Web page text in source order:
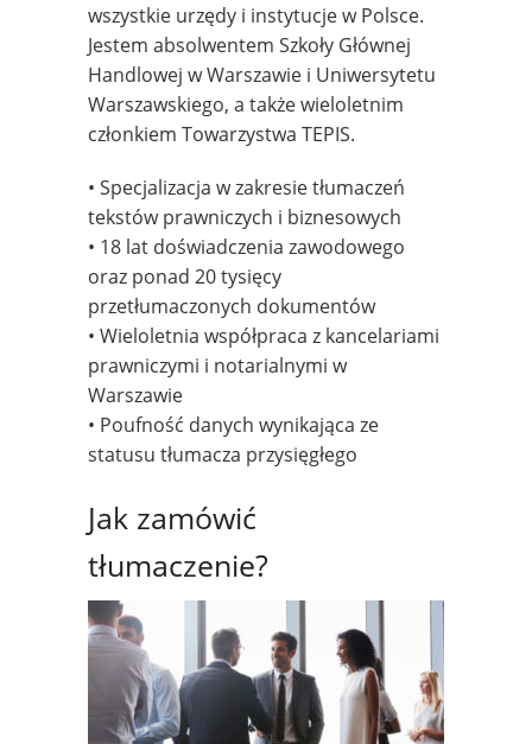
wszystkie urzędy i instytucje w Polsce.
Jestem absolwentem Szkoły Głównej
Handlowej w Warszawie i Uniwersytetu
Warszawskiego, a także wieloletnim
członkiem Towarzystwa TEPIS.
• Specjalizacja w zakresie tłumaczeń
tekstów prawniczych i biznesowych
• 18 lat doświadczenia zawodowego
oraz ponad 20 tysięcy
przetłumaczonych dokumentów
• Wieloletnia współpraca z kancelariami
prawniczymi i notarialnymi w
Warszawie
• Poufność danych wynikająca ze
statusu tłumacza przysięgłego
Jak zamówić
tłumaczenie?